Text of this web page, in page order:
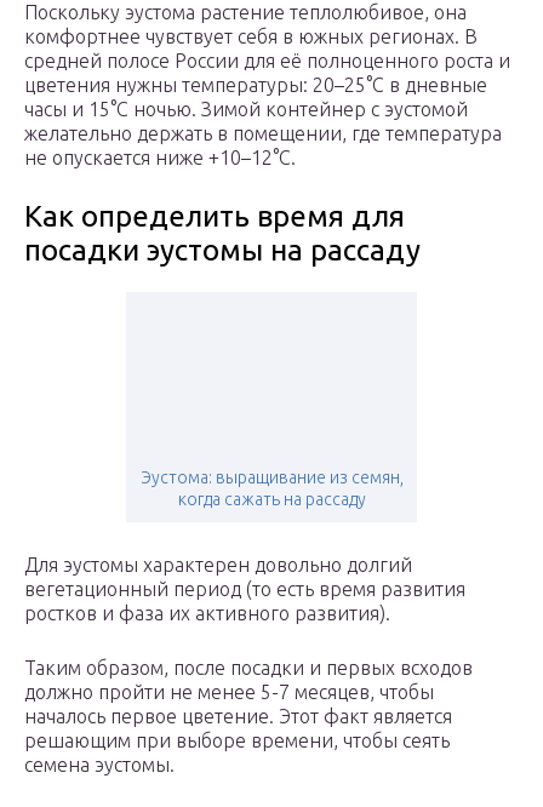
Поскольку эустома растение теплолюбивое, она
комфортнее чувствует себя в южных регионах. В
средней полосе России для её полноценного роста и
цветения нужны температуры: 20–25°С в дневные
часы и 15°С ночью. Зимой контейнер с эустомой
желательно держать в помещении, где температура
не опускается ниже +10–12°С.
Как определить время для
посадки эустомы на рассаду
Эустома: выращивание из семян,
когда сажать на рассаду
Для эустомы характерен довольно долгий
вегетационный период (то есть время развития
ростков и фаза их активного развития).
Таким образом, после посадки и первых всходов
должно пройти не менее 5-7 месяцев, чтобы
началось первое цветение. Этот факт является
решающим при выборе времени, чтобы сеять
семена эустомы.